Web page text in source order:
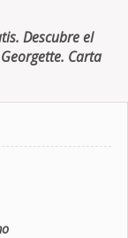
Descubre el
Carta